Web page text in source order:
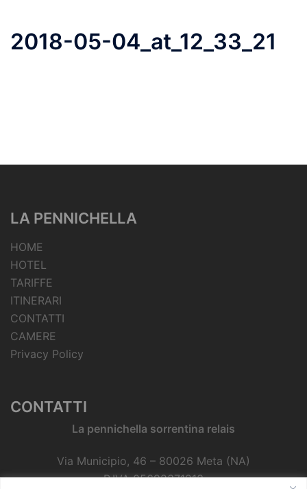
2018-05-04_at_12_33_21
LA PENNICHELLA
HOME
HOTEL
TARIFFE
ITINERARI
CONTATTI
CAMERE
Privacy Policy
CONTATTI
La pennichella sorrentina relais
Via Municipio, 46 – 80026 Meta (NA)
P.IVA 05692371213